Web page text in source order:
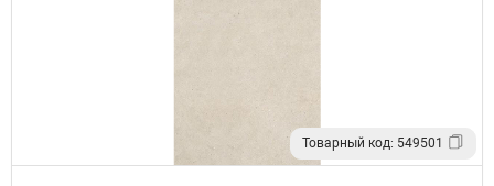
Товарный код: 549501